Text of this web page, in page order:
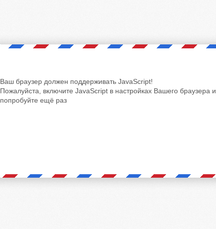
Ваш браузер должен поддерживать JavaScript!
Пожалуйста, включите JavaScript в настройках Вашего браузера и
попробуйте ещё раз